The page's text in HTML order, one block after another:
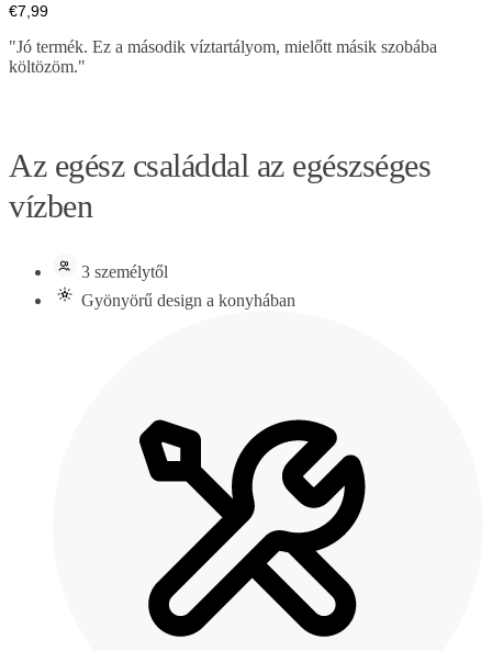
€7,99
"Jó termék. Ez a második víztartályom, mielőtt másik szobába
költözöm."
Az egész családdal az egészséges
vízben
3 személytől
Gyönyörű design a konyhában